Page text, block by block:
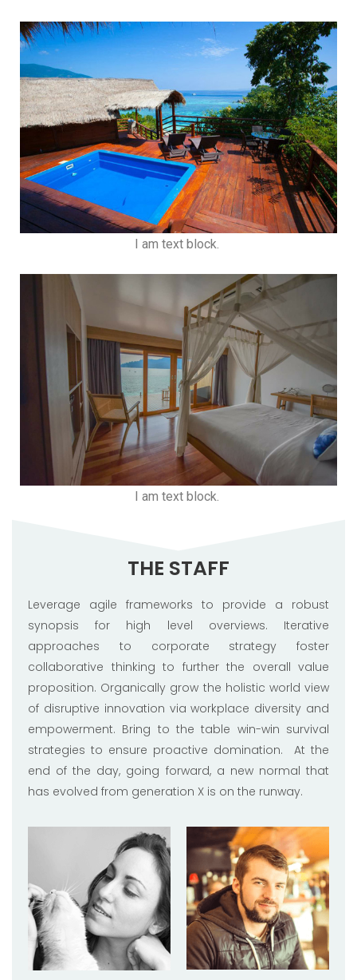
I am text block.
I am text block.
THE STAFF
Leverage agile frameworks to provide a robust
synopsis for high level overviews. Iterative
approaches to corporate strategy foster
collaborative thinking to further the overall value
proposition. Organically grow the holistic world view
of disruptive innovation via workplace diversity and
empowerment. Bring to the table win-win survival
strategies to ensure proactive domination. At the
end of the day, going forward, a new normal that
has evolved from generation X is on the runway.